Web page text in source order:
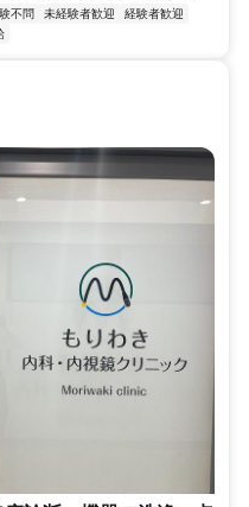
不問 未経験者歓迎
経験者歓迎